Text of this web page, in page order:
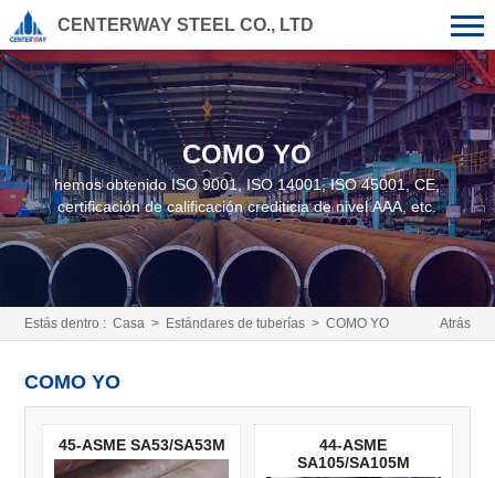
CENTERWAY STEEL CO., LTD
COMO YO
hemos obtenido ISO 9001, ISO 14001, ISO 45001, CE,
certificación de calificación crediticia de nivel AAA, etc.
Atrás
Estás dentro :Casa > Estándares de tuberías >COMO YO
COMO YO
45-ASME SA53/SA53M
44-ASME
SA105/SA105M